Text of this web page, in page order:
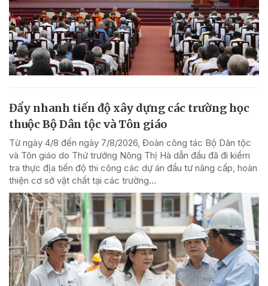
Đẩy nhanh tiến độ xây dựng các trường học
thuộc Bộ Dân tộc và Tôn giáo
Từ ngày 4/8 đến ngày 7/8/2026, Đoàn công tác Bộ Dân tộc
và Tôn giáo do Thứ trưởng Nông Thị Hà dẫn đầu đã đi kiểm
tra thực địa tiến độ thi công các dự án đầu tư nâng cấp, hoàn
thiện cơ sở vật chất tại các trường...